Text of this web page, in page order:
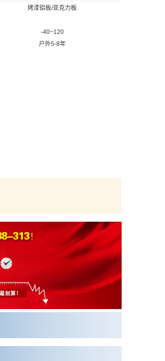
烤漆铝板/亚克力板
-40~120
户外5-8年